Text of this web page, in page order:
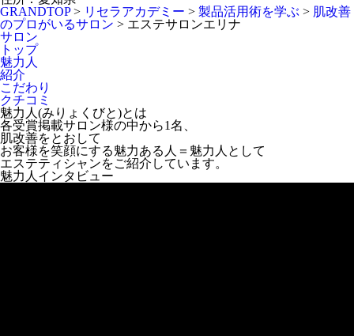
GRANDTOP> リセラアカデミー > 製品活用術を学ぶ > 肌改善
のプロがいるサロン > エステサロンエリナ
サロン
トップ
魅力人
紹介
こだわり
クチコミ
魅力人(みりょくびと)とは
各受賞掲載サロン様の中から1名、
肌改善をとおして
お客様を笑顔にする魅力ある人＝魅力人として
エステティシャンをご紹介しています。
魅力人インタビュー